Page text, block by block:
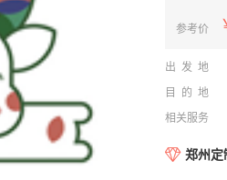
参考价
出发地
目的地
相关服务
郑州定